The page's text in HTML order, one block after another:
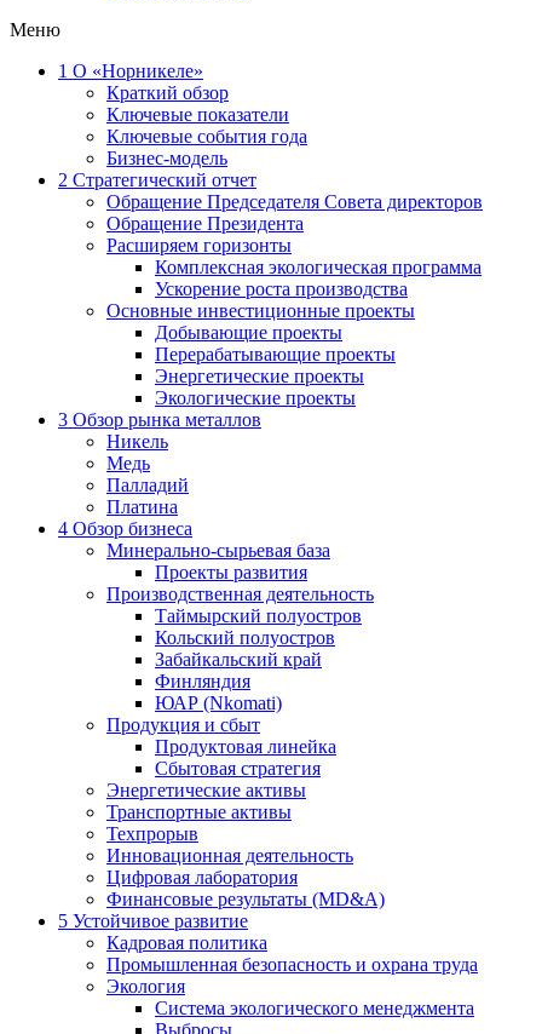
Меню
1 О «Норникеле»
Краткий обзор
Ключевые показатели
Ключевые события года
Бизнес-модель
2 Стратегический отчет
Обращение Председателя Совета директоров
Обращение Президента
Расширяем горизонты
Комплексная экологическая программа
Ускорение роста производства
Основные инвестиционные проекты
Добывающие проекты
Перерабатывающие проекты
Энергетические проекты
Экологические проекты
3 Обзор рынка металлов
Никель
Медь
Палладий
Платина
4 Обзор бизнеса
Минерально-сырьевая база
Проекты развития
Производственная деятельность
Таймырский полуостров
Кольский полуостров
Забайкальский край
Финляндия
ЮАР (Nkomati)
Продукция и сбыт
Продуктовая линейка
Сбытовая стратегия
Энергетические активы
Транспортные активы
Техпрорыв
Инновационная деятельность
Цифровая лаборатория
Финансовые результаты (MD&A)
5 Устойчивое развитие
Кадровая политика
Промышленная безопасность и охрана труда
Экология
Система экологического менеджмента
Выбросы